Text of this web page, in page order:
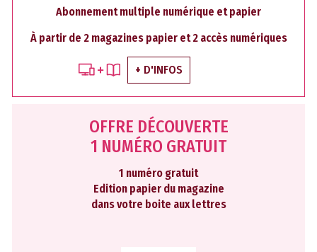
Abonnement multiple numérique et papier
À partir de 2 magazines papier et 2 accès numériques
+ D'INFOS
OFFRE DÉCOUVERTE
1 NUMÉRO GRATUIT
1 numéro gratuit
Edition papier du magazine
dans votre boite aux lettres